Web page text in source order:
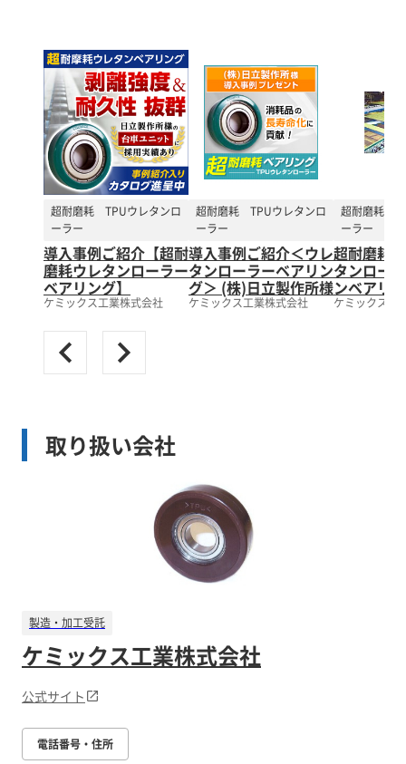
超耐磨耗 TPUウレタンロ
ーラー
導入事例ご紹介【超耐
磨耗ウレタンローラー
ベアリング】
ケミックス工業株式会社
超耐磨耗 TPUウレタンロ
ーラー
導入事例ご紹介＜ウレ
タンローラーベアリン
グ＞ (株)日立製作所様
ケミックス工業株式会社
超耐磨耗
ーラー
超耐磨耗
タンロー
ンベアリ
ケミックス工
取り扱い会社
製造・加工受託
ケミックス工業株式会社
公式サイト
電話番号・住所